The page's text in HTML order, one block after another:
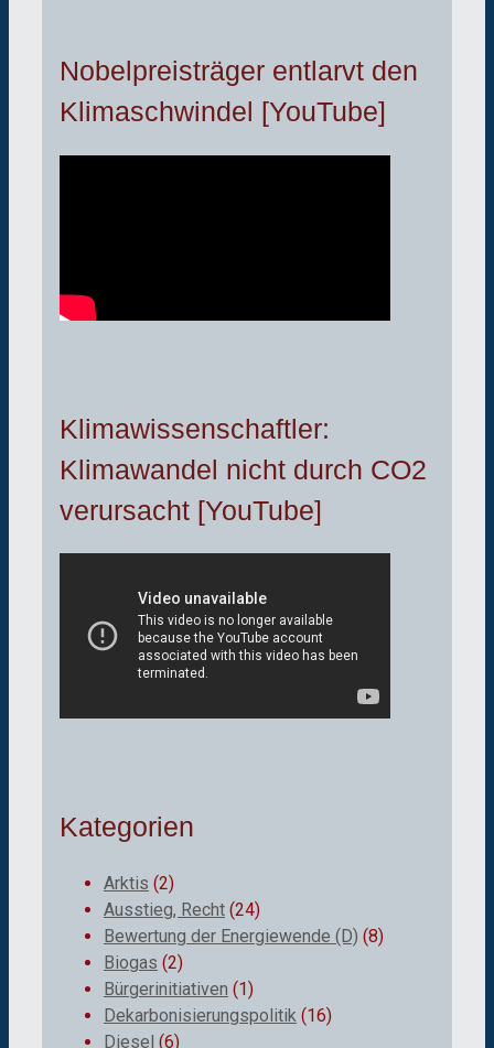
Nobelpreisträger entlarvt den
Klimaschwindel [YouTube]
Klimawissenschaftler:
Klimawandel nicht durch CO2
verursacht [YouTube]
Kategorien
Arktis (2)
Ausstieg, Recht (24)
Bewertung der Energiewende (D) (8)
Biogas (2)
Bürgerinitiativen (1)
Dekarbonisierungspolitik (16)
Diesel (6)